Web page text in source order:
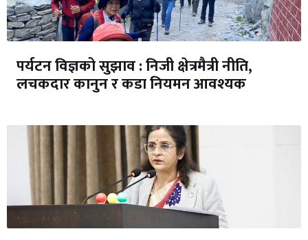
पर्यटन विज्ञको सुझाव : निजी क्षेत्रमैत्री नीति,
लचकदार कानुन र कडा नियमन आवश्यक